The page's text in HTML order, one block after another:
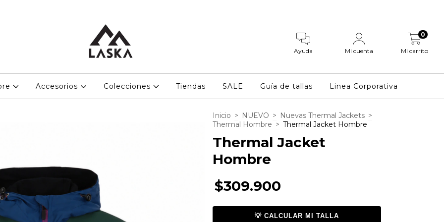
Ayuda Mi cuenta Mi carrito
0
Accesorios Colecciones Tiendas SALE Guía de tallas Linea Corporativa
Inicio > NUEVO > Nuevas Thermal Jackets >
Thermal Hombre > Thermal Jacket Hombre
Thermal Jacket
Hombre
$309.900
💡 CALCULAR MI TALLA